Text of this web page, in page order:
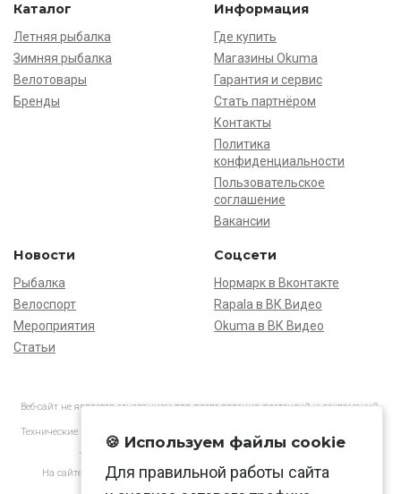
Каталог
Летняя рыбалка
Зимняя рыбалка
Велотовары
Бренды
Информация
Где купить
Магазины Okuma
Гарантия и сервис
Стать партнёром
Контакты
Политика
конфиденциальности
Пользовательское
соглашение
Вакансии
Новости
Рыбалка
Велоспорт
Мероприятия
Статьи
Соцсети
Нормарк в Вконтакте
Rapala в ВК Видео
Okuma в ВК Видео
Веб-сайт не является основанием для предъявления претензий и рекламаций,
Технические характеристики товаров могут отличаться от указанных на сайте.
АО «Нормарк» ИНН 7728172512 ОГРН 1037739603505
На сайте применяютсярекомендательные технологиив соответствии
🍪 Используем файлы cookie
Для правильной работы сайта